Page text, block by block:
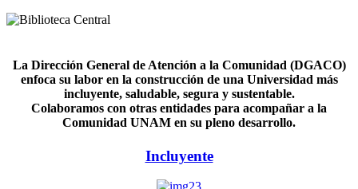
La Dirección General de Atención a la Comunidad (DGACO)
enfoca su labor en la construcción de una Universidad más
incluyente, saludable, segura y sustentable.
Colaboramos con otras entidades para acompañar a la
Comunidad UNAM en su pleno desarrollo.
Incluyente